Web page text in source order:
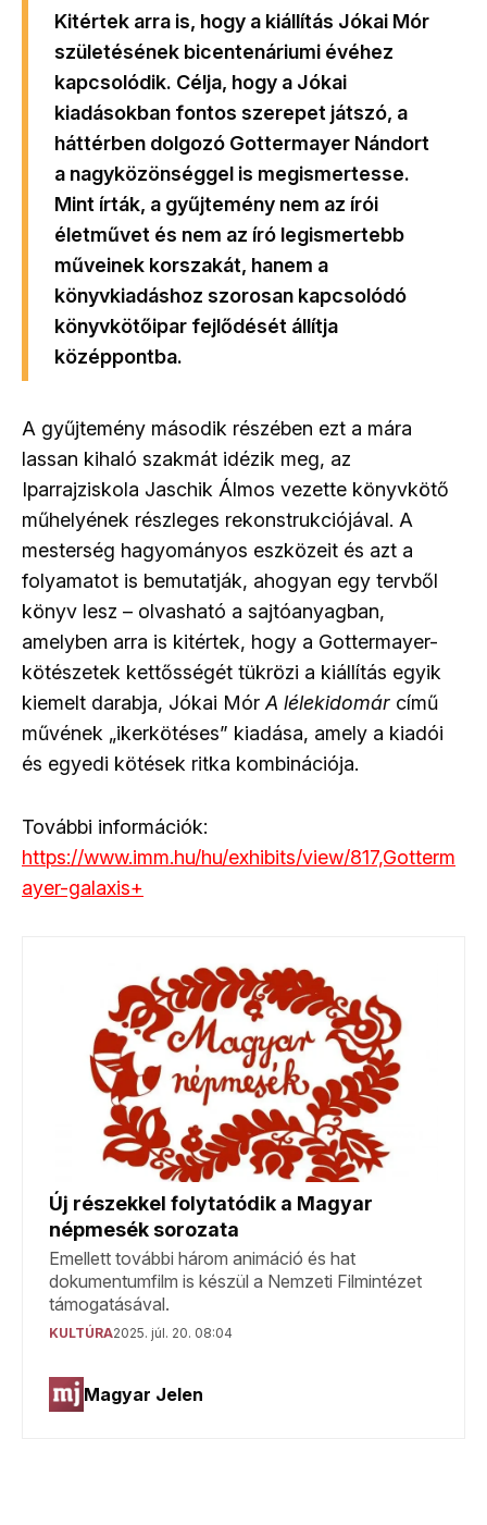
Kitértek arra is, hogy a kiállítás Jókai Mór
születésének bicentenáriumi évéhez
kapcsolódik. Célja, hogy a Jókai
kiadásokban fontos szerepet játszó, a
háttérben dolgozó Gottermayer Nándort
a nagyközönséggel is megismertesse.
Mint írták, a gyűjtemény nem az írói
életművet és nem az író legismertebb
műveinek korszakát, hanem a
könyvkiadáshoz szorosan kapcsolódó
könyvkötőipar fejlődését állítja
középpontba.
A gyűjtemény második részében ezt a mára
lassan kihaló szakmát idézik meg, az
Iparrajziskola Jaschik Álmos vezette könyvkötő
műhelyének részleges rekonstrukciójával. A
mesterség hagyományos eszközeit és azt a
folyamatot is bemutatják, ahogyan egy tervből
könyv lesz – olvasható a sajtóanyagban,
amelyben arra is kitértek, hogy a Gottermayer-
kötészetek kettősségét tükrözi a kiállítás egyik
kiemelt darabja, Jókai Mór A lélekidomár című
művének „ikerkötéses” kiadása, amely a kiadói
és egyedi kötések ritka kombinációja.
További információk:
https://www.imm.hu/hu/exhibits/view/817,Gotterm
ayer-galaxis+